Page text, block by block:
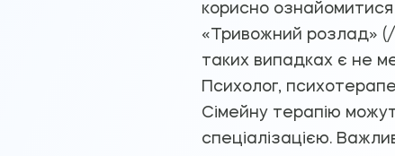
корисно
«Тривожний розлад»
таких випадках є не
Психолог,
Сімейну терапію
спеціалізацією.